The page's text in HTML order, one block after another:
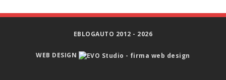
EBLOGAUTO 2012 - 2026
WEB DESIGN